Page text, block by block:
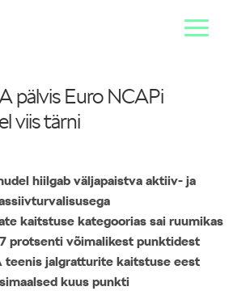
pälvis Euro NCAPi
viis tärni
hiilgab väljapaistva aktiiv- ja
kaitstuse kategoorias sai ruumikas
protsenti võimalikest punktidest
teenis jalgratturite kaitstuse eest
kuus punkti